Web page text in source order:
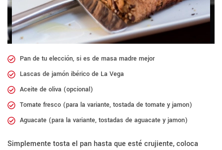
Pan de tu elección, si es de masa madre mejor
Lascas de jamón ibérico de La Vega
Aceite de oliva (opcional)
Tomate fresco (para la variante, tostada de tomate y jamon)
Aguacate (para la variante, tostadas de aguacate y jamon)
Simplemente tosta el pan hasta que esté crujiente, coloca